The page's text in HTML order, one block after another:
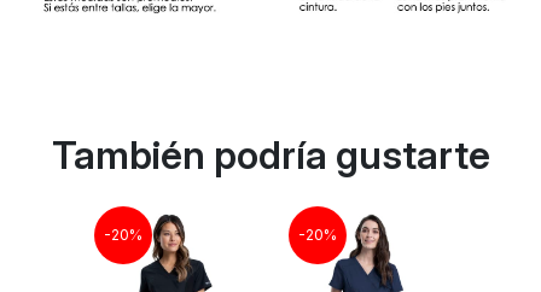
También podría gustarte
-20% -20%